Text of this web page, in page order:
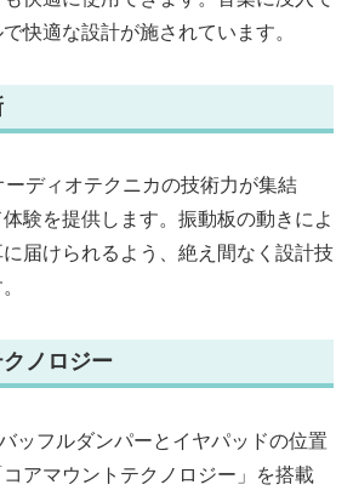
快適な設計が施されています。
ディオテクニカの技術力が集結
験を提供します。振動板の動きによ
届けられるよう、絶え間なく設計技
ノロジー
ッフルダンパーとイヤパッドの位置
アマウントテクノロジー」を搭載